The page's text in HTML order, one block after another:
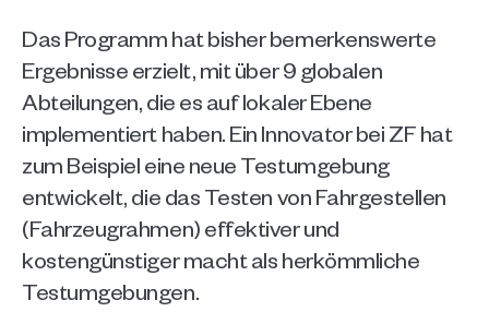
Das Programm hat bisher bemerkenswerte
Ergebnisse erzielt, mit über 9 globalen
Abteilungen, die es auf lokaler Ebene
implementiert haben. Ein Innovator bei ZF hat
zum Beispiel eine neue Testumgebung
entwickelt, die das Testen von Fahrgestellen
(Fahrzeugrahmen) effektiver und
kostengünstiger macht als herkömmliche
Testumgebungen.